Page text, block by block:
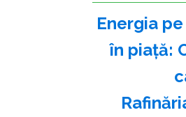
Energia
în piață: